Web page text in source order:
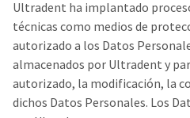
Ultradent ha implantado
técnicas como medios de
autorizado a los Datos
almacenados por Ultradent y
autorizado, la modificación, la
dichos Datos Personales. Los